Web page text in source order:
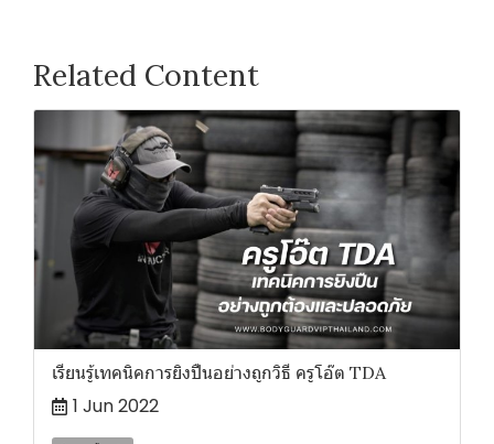
Related Content
เรียนรู้เทคนิคการยิงปืนอย่างถูกวิธี ครูโอ๊ต TDA
1 Jun 2022